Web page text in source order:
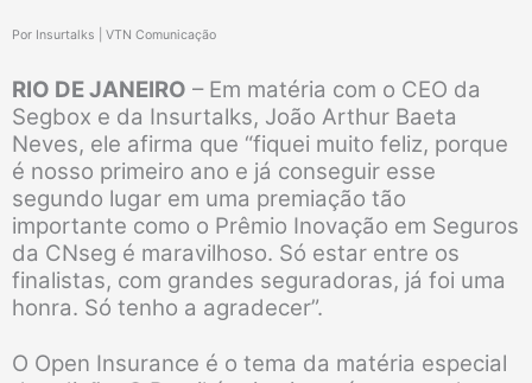
Por Insurtalks | VTN Comunicação
RIO DE JANEIRO – Em matéria com o CEO da
Segbox e da Insurtalks, João Arthur Baeta
Neves, ele afirma que “fiquei muito feliz, porque
é nosso primeiro ano e já conseguir esse
segundo lugar em uma premiação tão
importante como o Prêmio Inovação em Seguros
da CNseg é maravilhoso. Só estar entre os
finalistas, com grandes seguradoras, já foi uma
honra. Só tenho a agradecer”.
O Open Insurance é o tema da matéria especial